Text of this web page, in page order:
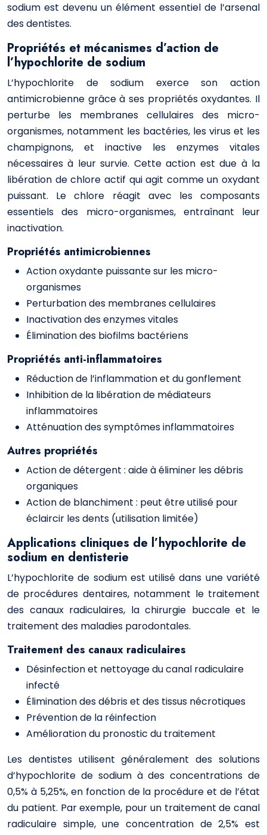
sodium est devenu un élément essentiel de l’arsenal
des dentistes.
Propriétés et mécanismes d’action de
l’hypochlorite de sodium
L’hypochlorite de sodium exerce son action
antimicrobienne grâce à ses propriétés oxydantes. Il
perturbe les membranes cellulaires des micro-
organismes, notamment les bactéries, les virus et les
champignons, et inactive les enzymes vitales
nécessaires à leur survie. Cette action est due à la
libération de chlore actif qui agit comme un oxydant
puissant. Le chlore réagit avec les composants
essentiels des micro-organismes, entraînant leur
inactivation.
Propriétés antimicrobiennes
Action oxydante puissante sur les micro-
organismes
Perturbation des membranes cellulaires
Inactivation des enzymes vitales
Élimination des biofilms bactériens
Propriétés anti-inflammatoires
Réduction de l’inflammation et du gonflement
Inhibition de la libération de médiateurs
inflammatoires
Atténuation des symptômes inflammatoires
Autres propriétés
Action de détergent : aide à éliminer les débris
organiques
Action de blanchiment : peut être utilisé pour
éclaircir les dents (utilisation limitée)
Applications cliniques de l’hypochlorite de
sodium en dentisterie
L’hypochlorite de sodium est utilisé dans une variété
de procédures dentaires, notamment le traitement
des canaux radiculaires, la chirurgie buccale et le
traitement des maladies parodontales.
Traitement des canaux radiculaires
Désinfection et nettoyage du canal radiculaire
infecté
Élimination des débris et des tissus nécrotiques
Prévention de la réinfection
Amélioration du pronostic du traitement
Les dentistes utilisent généralement des solutions
d’hypochlorite de sodium à des concentrations de
0,5% à 5,25%, en fonction de la procédure et de l’état
du patient. Par exemple, pour un traitement de canal
radiculaire simple, une concentration de 2,5% est